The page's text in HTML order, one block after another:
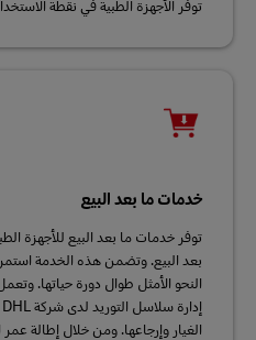
توفر الأجهزة الطبية في نقطة
خدمات ما بعد البيع
توفر خدمات ما بعد البيع للأجهزة
بعد البيع. وتضمن هذه الخدمة
النحو الأمثل طوال دورة حياتها.
الغيار وإرجاعها. ومن خلال إطالة عمر